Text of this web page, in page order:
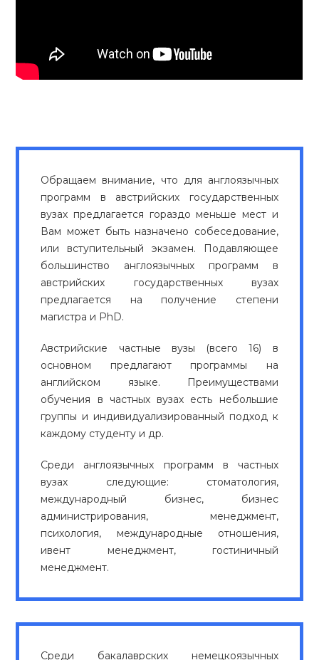
Обращаем внимание, что для англоязычных
программ в австрийских государственных
вузах предлагается гораздо меньше мест и
Вам может быть назначено собеседование,
или вступительный экзамен. Подавляющее
большинство англоязычных программ в
австрийских государственных вузах
предлагается на получение степени
магистра и PhD.
Австрийские частные вузы (всего 16) в
основном предлагают программы на
английском языке. Преимуществами
обучения в частных вузах есть небольшие
группы и индивидуализированный подход к
каждому студенту и др.
Среди англоязычных программ в частных
вузах следующие: стоматология,
международный бизнес, бизнес
администрирования, менеджмент,
психология, международные отношения,
ивент менеджмент, гостиничный
менеджмент.
Среди бакалаврских немецкоязычных